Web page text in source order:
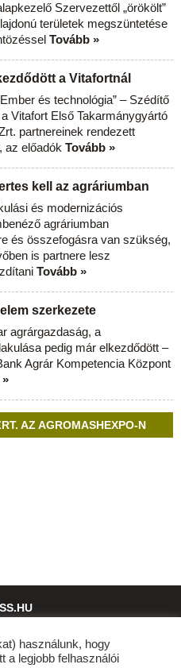
Szervezettől „örökölt”
területek megszüntetése
Tovább »
a Vitafortnál
és technológia” – Szédítő
Vitafort Első Takarmánygyártó
partnereinek rendezett
az előadók Tovább »
kell az agráriumban
és modernizációs
agráriumban
és összefogásra van szükség,
is partnere lesz
Tovább »
szerkezete
agrárgazdaság, a
pedig már elkezdődött –
Agrár Kompetencia Központ
AZ AGROMASHEXPO-N
használunk, hogy
a legjobb felhasználói